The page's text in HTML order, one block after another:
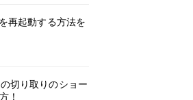
再起動する方法を
切り取りのショー
！